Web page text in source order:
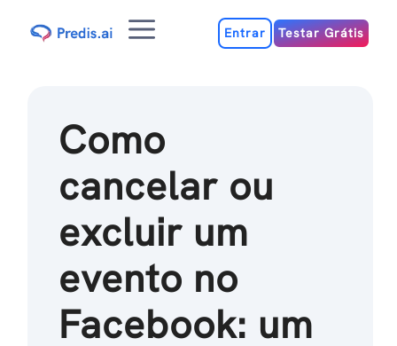
para
MenuEntrar Testar Grátis
Como
cancelar ou
excluir um
evento no
Facebook: um